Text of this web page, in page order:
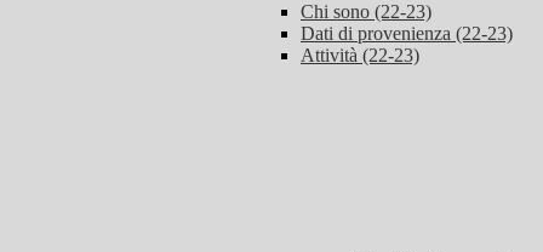
Chi sono (22-23)
Dati di provenienza (22-23)
Attività (22-23)